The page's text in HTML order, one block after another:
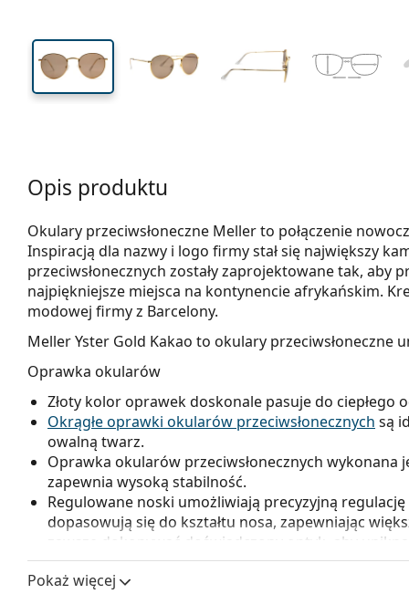
Opis produktu
Okulary przeciwsłoneczne Meller to połączenie
Inspiracją dla nazwy i logo firmy stał się największy
przeciwsłonecznych zostały zaprojektowane tak, aby
najpiękniejsze miejsca na kontynencie afrykańskim.
modowej firmy z Barcelony.
Meller Yster Gold Kakao to okulary przeciwsłoneczne
Oprawka okularów
Złoty kolor oprawek doskonale pasuje do ciepłego
Okrągłe oprawki okularów przeciwsłonecznych są
owalną twarz.
Oprawka okularów przeciwsłonecznych wykonana
zapewnia wysoką stabilność.
Regulowane noski umożliwiają precyzyjną
dopasowują się do kształtu nosa, zapewniając
zawsze dokonywać doświadczony optyk, aby
nieprofesjonalnej manipulacji.
Pokaż więcej